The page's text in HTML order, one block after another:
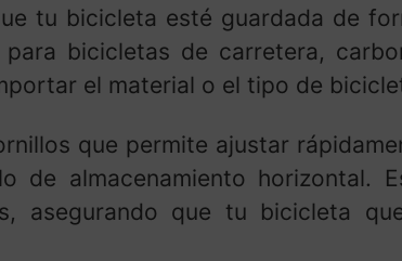
tu bicicleta esté guardada de
bicicletas de carretera,
el material o el tipo de
que permite ajustar
almacenamiento horizontal.
asegurando que tu bicicleta